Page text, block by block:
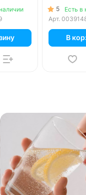
пэт,
в уп.
5
Есть в
Арт.
В